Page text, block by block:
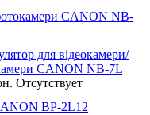
CANON NB-
для відеокамери/
CANON NB-7L
Отсутствует
BP-2L12